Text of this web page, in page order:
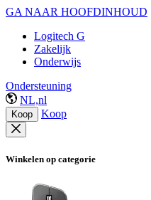
GA NAAR HOOFDINHOUD
Logitech G
Zakelijk
Onderwijs
Ondersteuning
NL,nl
Koop Koop
Winkelen op categorie